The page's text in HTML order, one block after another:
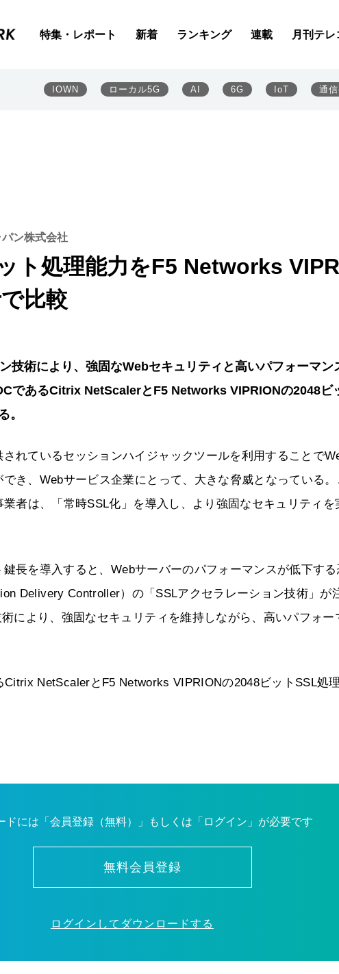
特集・レポート 新着 ランキング 連載 月刊テ
IOWN ローカル5G AI 6G IoT 通
ン株式会社
ト処理能力をF5 Networks
比較
技術により、強固なWebセキュリティと高いパフォーマン
であるCitrix NetScalerとF5 Networks VIPRIONの2048ビ
。
れているセッションハイジャックツールを利用することで
き、Webサービス企業にとって、大きな脅威となっている
者は、「常時SSL化」を導入し、より強固なセキュリティを
長を導入すると、Webサーバーのパフォーマンスが低下す
Delivery Controller）の「SSLアクセラレーション技術」が
により、強固なセキュリティを維持しながら、高いパフォー
NetScalerとF5 Networks VIPRIONの2048ビットSSL処
ドには「会員登録（無料）」もしくは「ログイン」が必要です
無料会員登録
ログインしてダウンロードする